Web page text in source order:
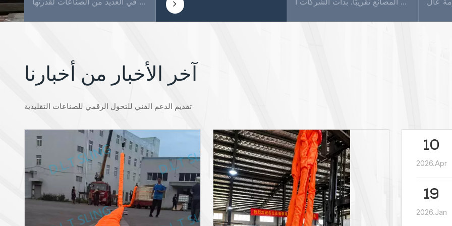
آخر الأخبار من أخبارنا
تقديم الدعم الفني للتحول الرقمي للصناعات التقليدية
10
2026.Apr
19
2026.Jan